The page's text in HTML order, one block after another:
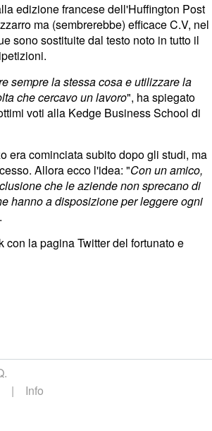
edizione francese dell'Huffington Post
ma (sembrerebbe) efficace C.V, nel
sono sostituite dal testo noto in tutto il
sempre la stessa cosa e utilizzare la
che cercavo un lavoro", ha spiegato
voti alla Kedge Business School di
era cominciata subito dopo gli studi, ma
Allora ecco l'idea: "Con un amico,
che le aziende non sprecano di
hanno a disposizione per leggere ogni
con la pagina Twitter del fortunato e
Info